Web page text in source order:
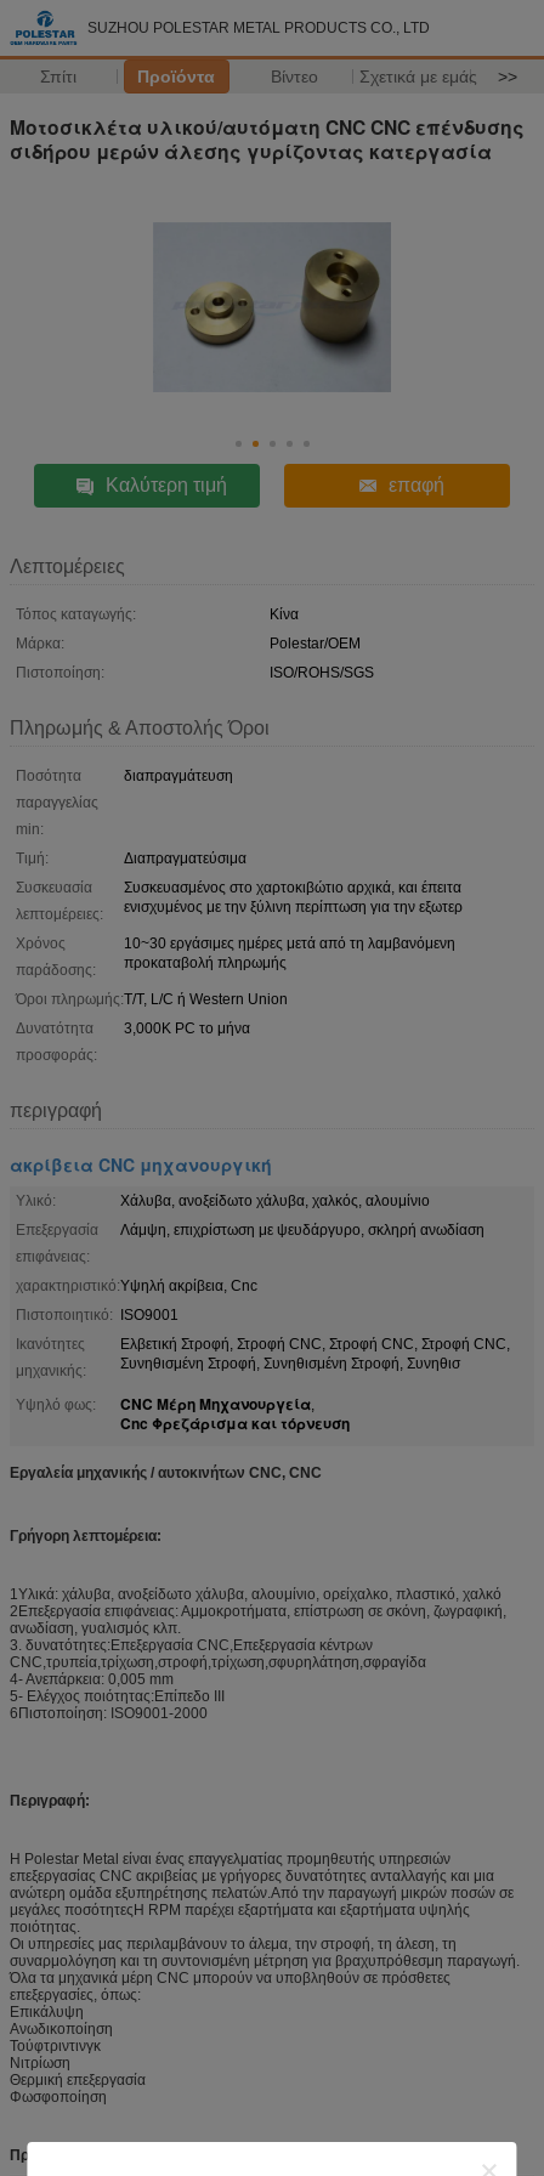
SUZHOU POLESTAR METAL PRODUCTS CO., LTD
Σπίτι Προϊόντα Βίντεο Σχετικά με εμάς >>
Μοτοσικλέτα υλικού/αυτόματη CNC CNC επένδυσης
σιδήρου μερών άλεσης γυρίζοντας κατεργασία
Καλύτερη τιμή επαφή
Λεπτομέρειες
Τόπος καταγωγής:
Κίνα
Μάρκα:
Polestar/OEM
Πιστοποίηση:
ISO/ROHS/SGS
Πληρωμής & Αποστολής Όροι
Ποσότητα
παραγγελίας
min:
διαπραγμάτευση
Τιμή:
Διαπραγματεύσιμα
Συσκευασία
λεπτομέρειες:
Συσκευασμένος στο χαρτοκιβώτιο αρχικά, και έπειτα
ενισχυμένος με την ξύλινη περίπτωση για την εξωτερ
Χρόνος
παράδοσης:
10~30 εργάσιμες ημέρες μετά από τη λαμβανόμενη
προκαταβολή πληρωμής
Όροι πληρωμής:T/T, L/C ή Western Union
Δυνατότητα
προσφοράς:
3,000K PC το μήνα
περιγραφή
ακρίβεια CNC μηχανουργική
Υλικό:
Χάλυβα, ανοξείδωτο χάλυβα, χαλκός, αλουμίνιο
Επεξεργασία
επιφάνειας:
Λάμψη, επιχρίστωση με ψευδάργυρο, σκληρή ανωδίαση
χαρακτηριστικό:Υψηλή ακρίβεια, Cnc
Πιστοποιητικό: ISO9001
Ικανότητες
μηχανικής:
Ελβετική Στροφή, Στροφή CNC, Στροφή CNC, Στροφή CNC,
Συνηθισμένη Στροφή, Συνηθισμένη Στροφή, Συνηθισ
Υψηλό φως: CNC Μέρη Μηχανουργεία,
Cnc Φρεζάρισμα και τόρνευση
Εργαλεία μηχανικής / αυτοκινήτων CNC, CNC
Γρήγορη λεπτομέρεια:
1Υλικά: χάλυβα, ανοξείδωτο χάλυβα, αλουμίνιο, ορείχαλκο, πλαστικό, χαλκό
2Επεξεργασία επιφάνειας: Αμμοκροτήματα, επίστρωση σε σκόνη, ζωγραφική,
ανωδίαση, γυαλισμός κλπ.
3. δυνατότητες:Επεξεργασία CNC,Επεξεργασία κέντρων
CNC,τρυπεία,τρίχωση,στροφή,τρίχωση,σφυρηλάτηση,σφραγίδα
4- Ανεπάρκεια: 0,005 mm
5- Ελέγχος ποιότητας:Επίπεδο ΙΙΙ
6Πιστοποίηση: ISO9001-2000
Περιγραφή:
Η Polestar Metal είναι ένας επαγγελματίας προμηθευτής υπηρεσιών
επεξεργασίας CNC ακριβείας με γρήγορες δυνατότητες ανταλλαγής και μια
ανώτερη ομάδα εξυπηρέτησης πελατών.Από την παραγωγή μικρών ποσών σε
μεγάλες ποσότητεςΗ RPM παρέχει εξαρτήματα και εξαρτήματα υψηλής
ποιότητας.
Οι υπηρεσίες μας περιλαμβάνουν το άλεμα, την στροφή, τη άλεση, τη
συναρμολόγηση και τη συντονισμένη μέτρηση για βραχυπρόθεσμη παραγωγή.
Όλα τα μηχανικά μέρη CNC μπορούν να υποβληθούν σε πρόσθετες
επεξεργασίες, όπως:
Επικάλυψη
Ανωδικοποίηση
Τούφτριντινγκ
Νιτρίωση
Θερμική επεξεργασία
Φωσφοποίηση
Προδιαγραφές: